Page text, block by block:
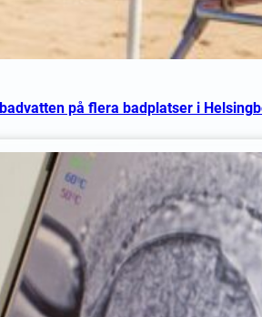
på flera badplatser i